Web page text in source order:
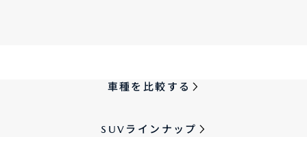
車種を比較する
SUVラインナップ